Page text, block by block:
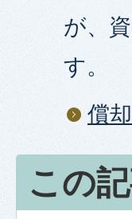
が、
す。
償
この